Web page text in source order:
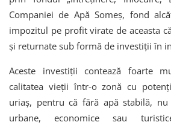
Companiei de Apă Someș, fond
impozitul pe profit virate de aceasta
și returnate sub formă de investiții în
Aceste investiții contează foarte
calitatea vieții într-o zonă cu
uriaș, pentru că fără apă stabilă,
urbane, economice sau